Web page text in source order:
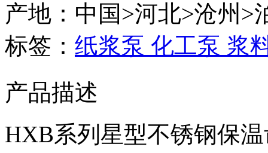
产地：中国>河北>沧州>
标签： 纸浆泵 化工泵 浆
产品描述
HXB系列星型不锈钢保